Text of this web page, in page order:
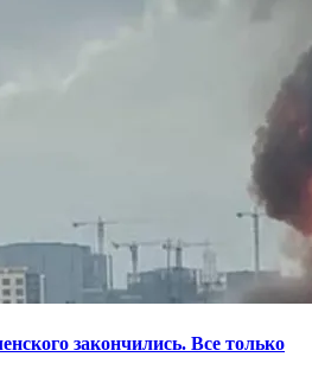
закончились. Все только